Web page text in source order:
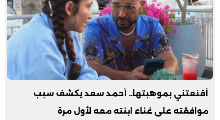
أقنعتني بموهبتها.. أحمد سعد يكشف سبب
موافقته على غناء ابنته معه لأول مرة